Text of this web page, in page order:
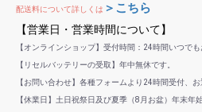
配送料について詳しくは ＞こちら
【営業日・営業時間について】
【オンラインショップ】受付時間：24時間いつで
【リセルバッテリーの受取】年中無休です。
【お問い合わせ】各種フォームより24時間受付、
【休業日】土日祝祭日及び夏季（8月お盆）年末年